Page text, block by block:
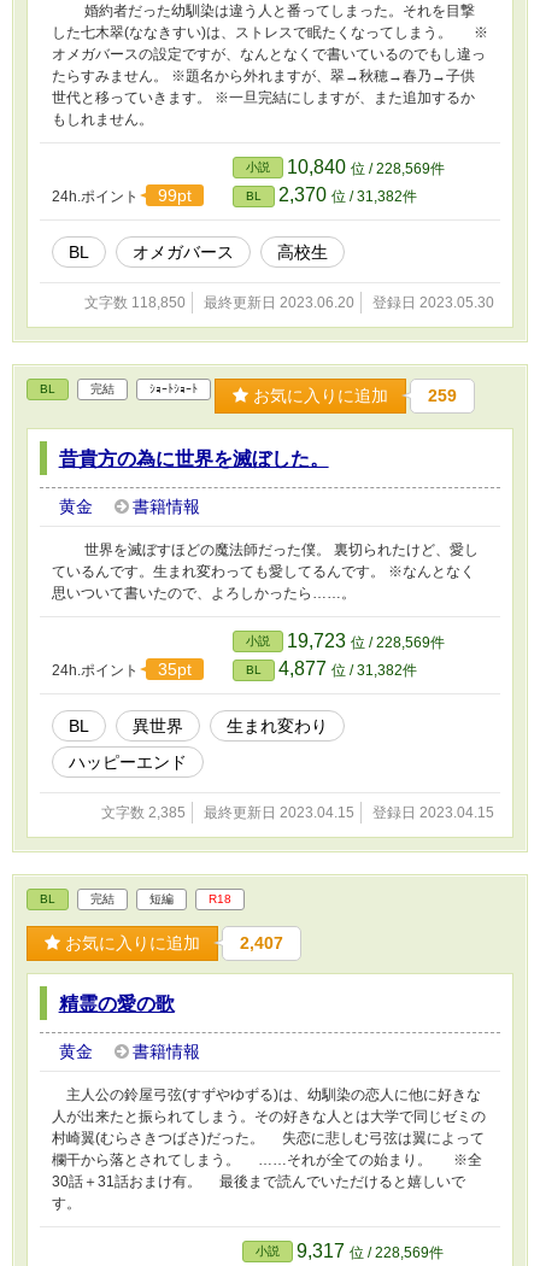
婚約者だった幼馴染は違う人と番ってしまった。それを目撃
した七木翠(ななきすい)は、ストレスで眠たくなってしまう。 ※
オメガバースの設定ですが、なんとなくで書いているのでもし違っ
たらすみません。 ※題名から外れますが、翠→秋穂→春乃→子供
世代と移っていきます。 ※一旦完結にしますが、また追加するか
もしれません。
24h.ポイント 99pt
小説 10,840 位 / 228,569件
BL 2,370 位 / 31,382件
BL オメガバース 高校生
文字数 118,850 最終更新日 2023.06.20 登録日 2023.05.30
BL 完結 ｼｮｰﾄｼｮｰﾄ お気に入りに追加 259
昔貴方の為に世界を滅ぼした。
黄金 書籍情報
世界を滅ぼすほどの魔法師だった僕。 裏切られたけど、愛し
ているんです。生まれ変わっても愛してるんです。 ※なんとなく
思いついて書いたので、よろしかったら……。
24h.ポイント 35pt
小説 19,723 位 / 228,569件
BL 4,877 位 / 31,382件
BL 異世界
生まれ変わり
ハッピーエンド
文字数 2,385 最終更新日 2023.04.15 登録日 2023.04.15
BL 完結 短編 R18
お気に入りに追加 2,407
精霊の愛の歌
黄金 書籍情報
主人公の鈴屋弓弦(すずやゆずる)は、幼馴染の恋人に他に好きな
人が出来たと振られてしまう。その好きな人とは大学で同じゼミの
村崎翼(むらさきつばさ)だった。 失恋に悲しむ弓弦は翼によって
欄干から落とされてしまう。 ……それが全ての始まり。 ※全
30話＋31話おまけ有。 最後まで読んでいただけると嬉しいで
す。
小説 9,317 位 / 228,569件